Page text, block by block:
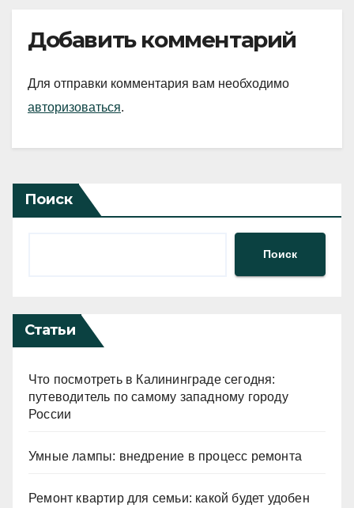
Добавить комментарий
Для отправки комментария вам необходимо
авторизоваться.
Поиск
Поиск
Статьи
Что посмотреть в Калининграде сегодня:
путеводитель по самому западному городу
России
Умные лампы: внедрение в процесс ремонта
Ремонт квартир для семьи: какой будет удобен